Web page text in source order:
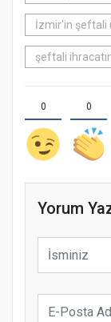
İzmir'in şeftali
şeftali
0 0
Yorum